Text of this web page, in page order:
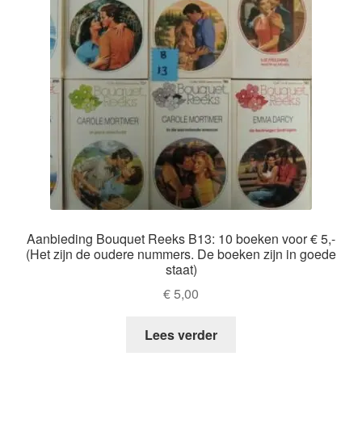
Aanbieding Bouquet Reeks B13: 10 boeken voor € 5,-
(Het zijn de oudere nummers. De boeken zijn in goede
staat)
€5,00
Lees verder